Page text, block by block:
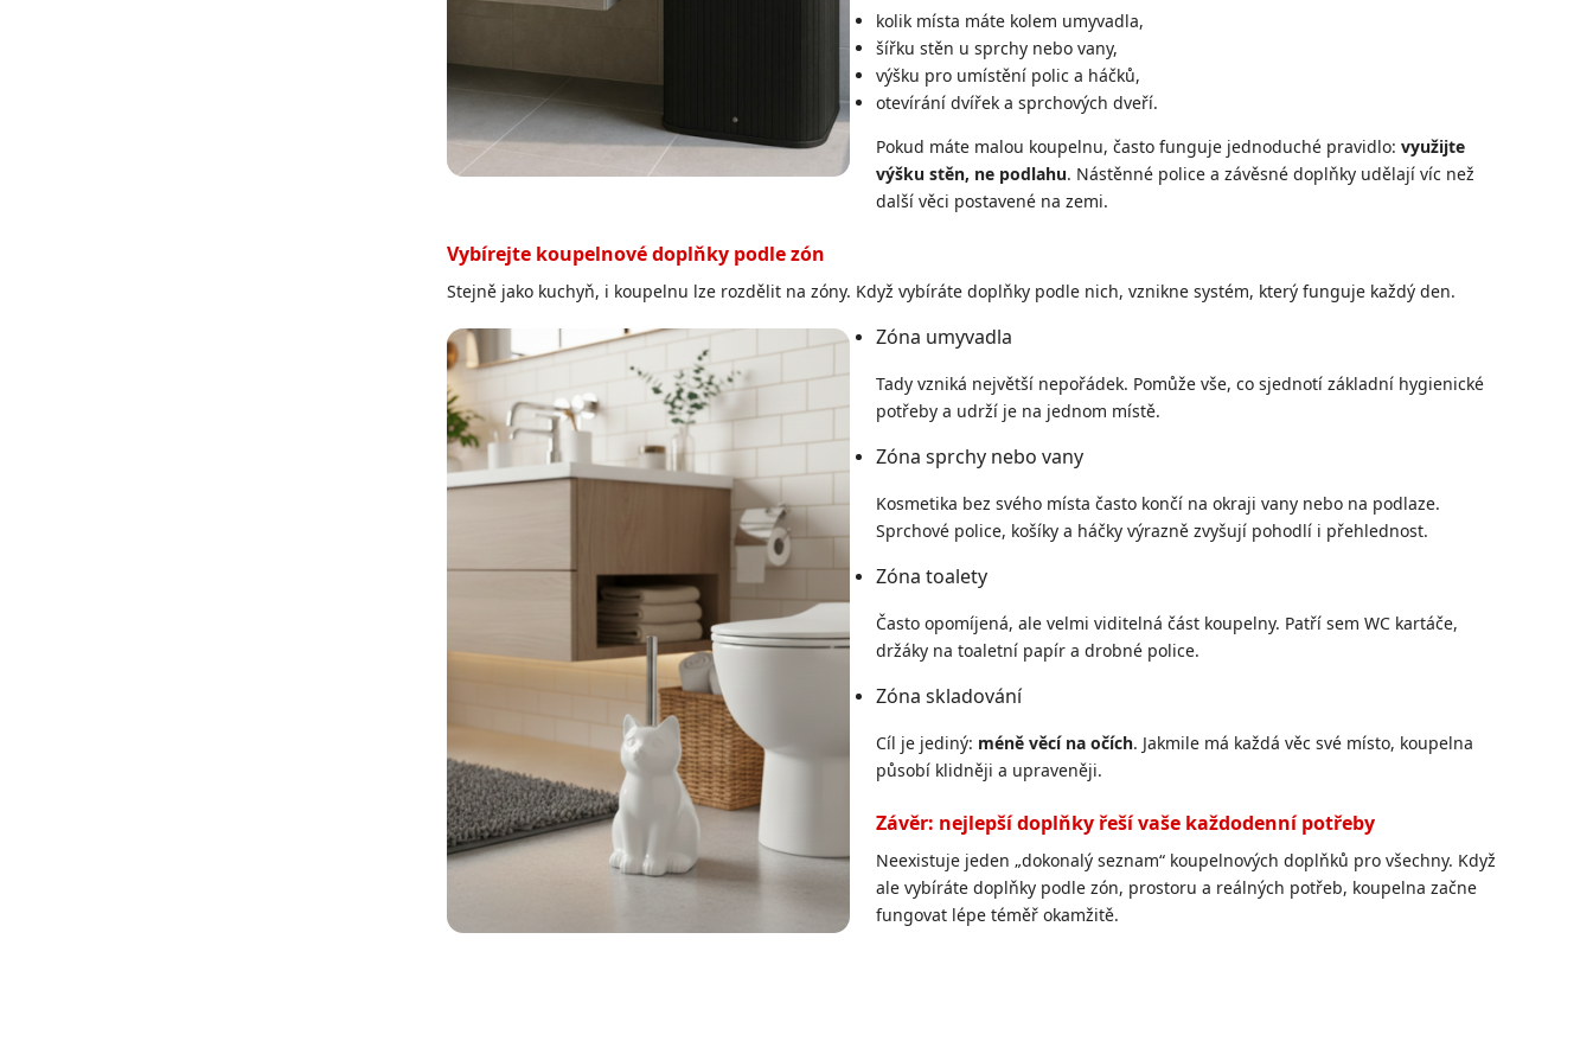
kolik místa máte kolem umyvadla,
šířku stěn u sprchy nebo vany,
výšku pro umístění polic a háčků,
otevírání dvířek a sprchových dveří.
Pokud máte malou koupelnu, často funguje jednoduché pravidlo: využijte
výšku stěn, ne podlahu. Nástěnné police a závěsné doplňky udělají víc než
další věci postavené na zemi.
Vybírejte koupelnové doplňky podle zón
Stejně jako kuchyň, i koupelnu lze rozdělit na zóny. Když vybíráte doplňky podle nich, vznikne systém, který funguje každý den.
Zóna umyvadla
Tady vzniká největší nepořádek. Pomůže vše, co sjednotí základní hygienické
potřeby a udrží je na jednom místě.
Zóna sprchy nebo vany
Kosmetika bez svého místa často končí na okraji vany nebo na podlaze.
Sprchové police, košíky a háčky výrazně zvyšují pohodlí i přehlednost.
Zóna toalety
Často opomíjená, ale velmi viditelná část koupelny. Patří sem WC kartáče,
držáky na toaletní papír a drobné police.
Zóna skladování
Cíl je jediný: méně věcí na očích. Jakmile má každá věc své místo, koupelna
působí klidněji a upraveněji.
Závěr: nejlepší doplňky řeší vaše každodenní potřeby
Neexistuje jeden „dokonalý seznam“ koupelnových doplňků pro všechny. Když
ale vybíráte doplňky podle zón, prostoru a reálných potřeb, koupelna začne
fungovat lépe téměř okamžitě.